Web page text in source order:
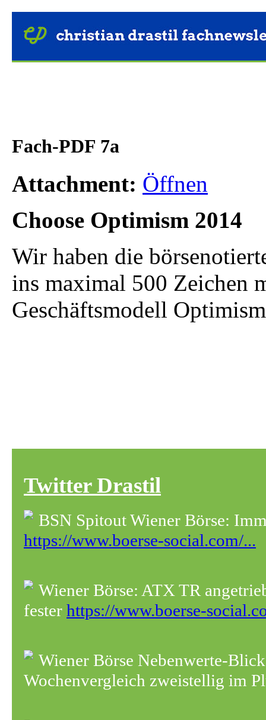
Fach-PDF 7a
Attachment: Öffnen
Choose Optimism 2014
Wir haben die
ins maximal 500 Zeichen
Geschäftsmodell
Twitter Drastil
BSN Spitout Wiener Börse:
https://www.boerse-social.com/...
Wiener Börse: ATX TR
fester https://www.boerse-
Wiener Börse Nebenwerte-
Wochenvergleich zweistellig im